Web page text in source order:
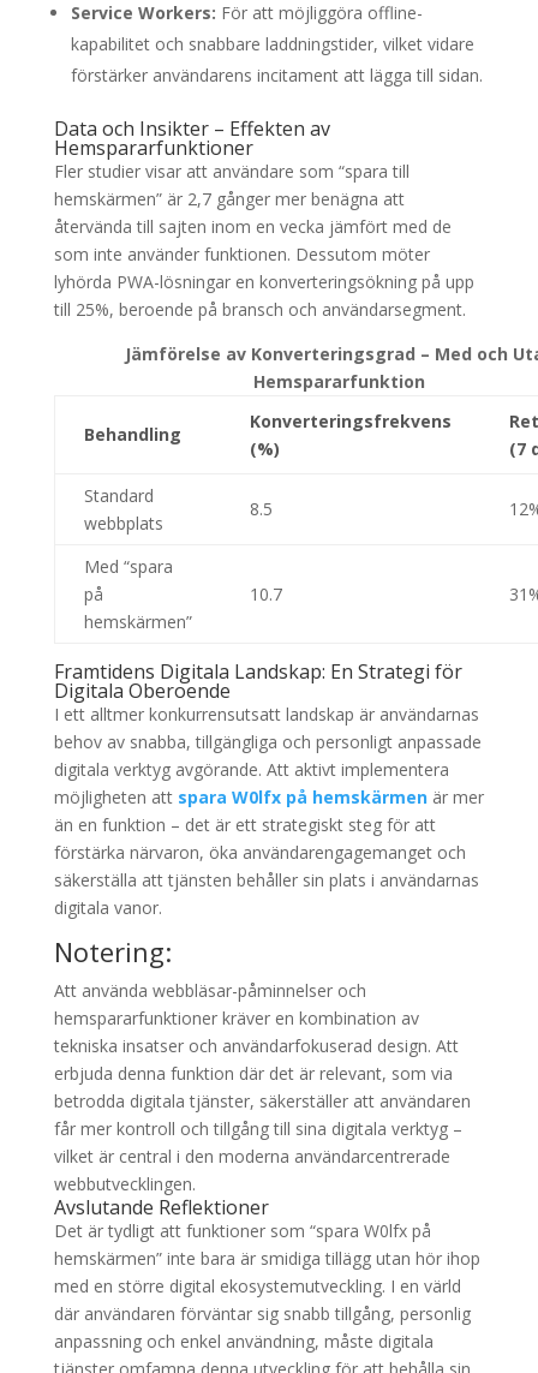
Service Workers: För att möjliggöra offline-
kapabilitet och snabbare laddningstider, vilket vidare
förstärker användarens incitament att lägga till sidan.
Data och Insikter – Effekten av
Hemspararfunktioner
Fler studier visar att användare som “spara till
hemskärmen” är 2,7 gånger mer benägna att
återvända till sajten inom en vecka jämfört med de
som inte använder funktionen. Dessutom möter
lyhörda PWA-lösningar en konverteringsökning på upp
till 25%, beroende på bransch och användarsegment.
Jämförelse av Konverteringsgrad – Med och
Hemspararfunktion
Behandling
Konverteringsfrekvens
(%)
(7
Standard
webbplats
8.5
Med “spara
på
hemskärmen”
10.7
Framtidens Digitala Landskap: En Strategi för
Digitala Oberoende
I ett alltmer konkurrensutsatt landskap är användarnas
behov av snabba, tillgängliga och personligt anpassade
digitala verktyg avgörande. Att aktivt implementera
möjligheten att spara W0lfx på hemskärmenär mer
än en funktion – det är ett strategiskt steg för att
förstärka närvaron, öka användarengagemanget och
säkerställa att tjänsten behåller sin plats i användarnas
digitala vanor.
Notering:
Att använda webbläsar-påminnelser och
hemspararfunktioner kräver en kombination av
tekniska insatser och användarfokuserad design. Att
erbjuda denna funktion där det är relevant, som via
betrodda digitala tjänster, säkerställer att användaren
får mer kontroll och tillgång till sina digitala verktyg –
vilket är central i den moderna användarcentrerade
webbutvecklingen.
Avslutande Reflektioner
Det är tydligt att funktioner som “spara W0lfx på
hemskärmen” inte bara är smidiga tillägg utan hör ihop
med en större digital ekosystemutveckling. I en värld
där användaren förväntar sig snabb tillgång, personlig
anpassning och enkel användning, måste digitala